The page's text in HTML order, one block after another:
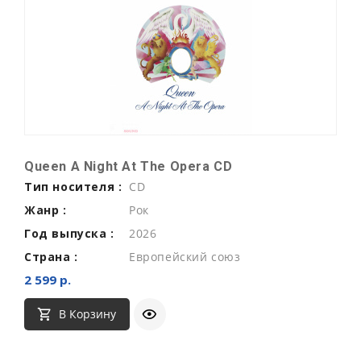
Queen A Night At The Opera CD
Тип носителя : CD
Жанр :
Рок
Год выпуска :
2026
Страна :
Европейский союз
2 599 р.
В Корзину